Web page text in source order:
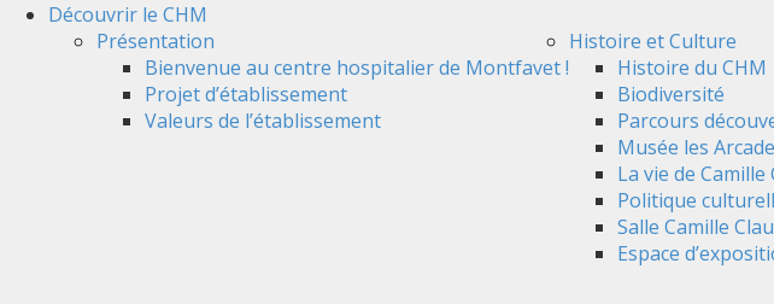
Découvrir le CHM
Présentation
Bienvenue au centre hospitalier de Montfavet !
Projet d’établissement
Valeurs de l’établissement
Histoire et Culture
Histoire du CHM
Biodiversité
Parcours
Musée les
La vie de Camille
Politique
Salle Camille
Espace